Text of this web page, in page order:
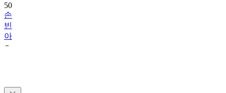
50
손
빈
아